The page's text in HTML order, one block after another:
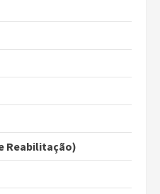
Reabilitação)